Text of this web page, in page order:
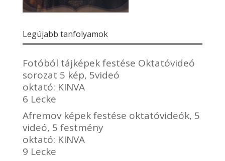
Legújabb tanfolyamok
Fotóból tájképek festése Oktatóvideó
sorozat 5 kép, 5videó
oktató: KINVA
6 Lecke
Afremov képek festése oktatóvideók, 5
videó, 5 festmény
oktató: KINVA
9 Lecke